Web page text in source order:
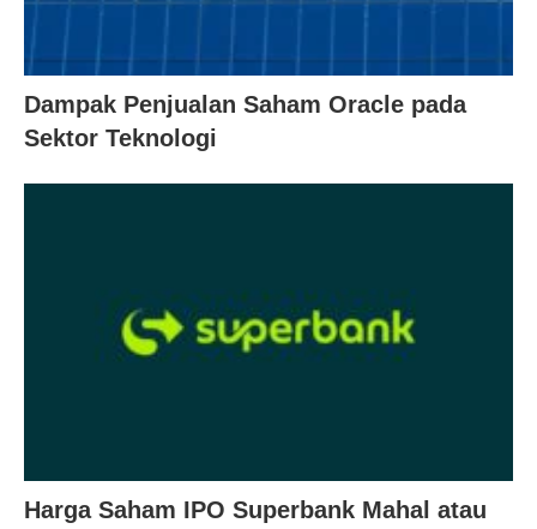
Dampak Penjualan Saham Oracle pada
Sektor Teknologi
Harga Saham IPO Superbank Mahal atau